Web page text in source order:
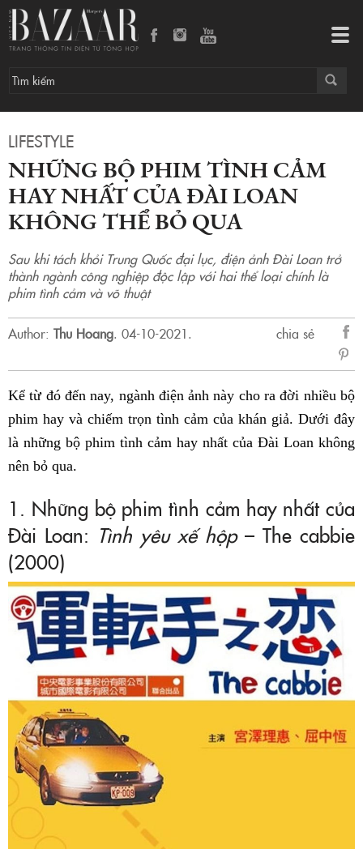
LIFESTYLE
NHỮNG BỘ PHIM TÌNH CẢM
HAY NHẤT CỦA ĐÀI LOAN
KHÔNG THỂ BỎ QUA
Sau khi tách khỏi Trung Quốc đại lục, điện ảnh Đài Loan trở
thành ngành công nghiệp độc lập với hai thể loại chính là
phim tình cảm và võ thuật
Author: Thu Hoang. 04-10-2021.
chia sẻ
sẻ
Kể từ đó đến nay, ngành điện ảnh này cho ra đời nhiều bộ
phim hay và chiếm trọn tình cảm của khán giả. Dưới đây
là những bộ phim tình cảm hay nhất của Đài Loan không
nên bỏ qua.
1. Những bộ phim tình cảm hay nhất của
Đài Loan: Tình yêu xế hộp– The cabbie
(2000)